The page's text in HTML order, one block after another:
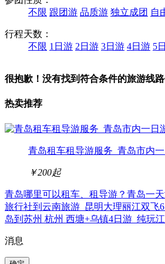
不限 跟团游 品质游 独立成团 自
行程天数：
不限 1日游 2日游 3日游 4日游 5
很抱歉！没有找到符合条件的旅游线
热卖推荐
青岛租车租导游服务_青岛市内
￥200起
青岛哪里可以租车、租导游？青岛一
旅行社到云南旅游_昆明大理丽江双飞
岛到苏州 杭州 西塘+乌镇4日游_纯玩
消息